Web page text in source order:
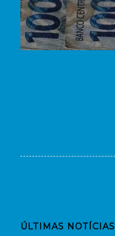
ÚLTIMAS NOTÍCIAS